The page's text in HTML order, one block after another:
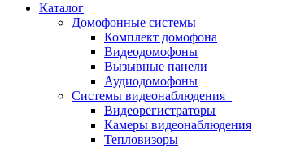
Каталог
Домофонные системы
Комплект домофона
Видеодомофоны
Вызывные панели
Аудиодомофоны
Системы видеонаблюдения
Видеорегистраторы
Камеры видеонаблюдения
Тепловизоры